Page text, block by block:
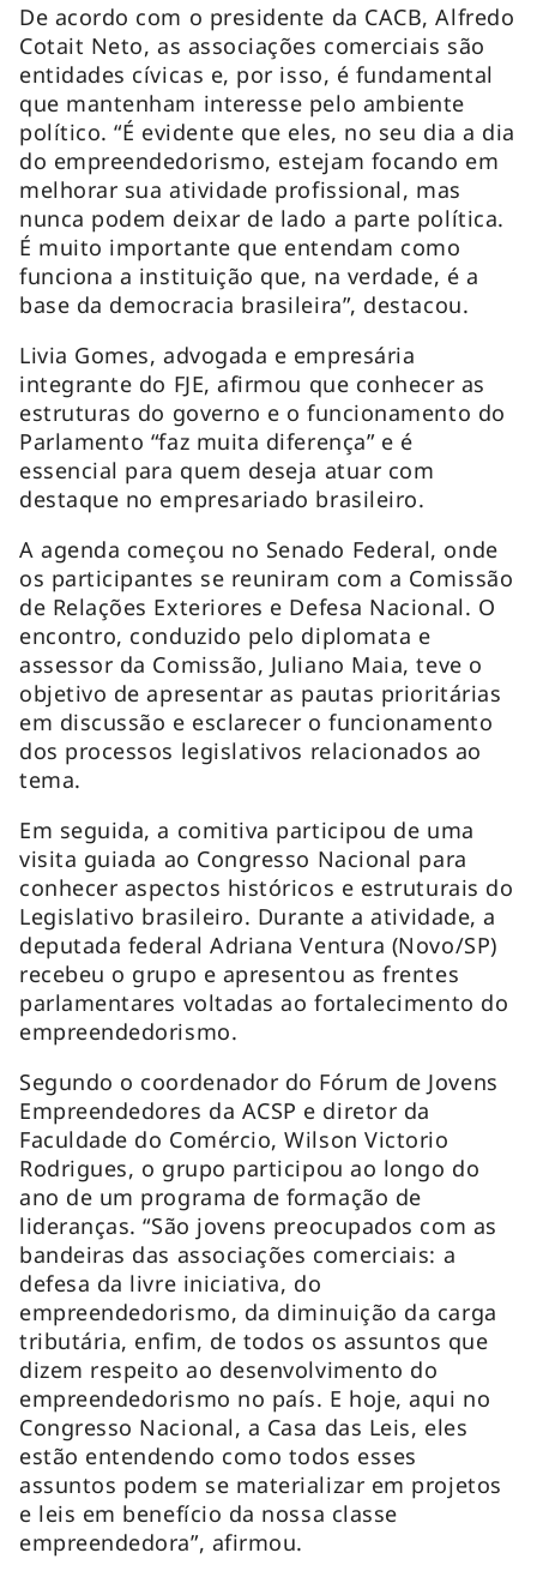
De acordo com o presidente da CACB, Alfredo
Cotait Neto, as associações comerciais são
entidades cívicas e, por isso, é fundamental
que mantenham interesse pelo ambiente
político. “É evidente que eles, no seu dia a dia
do empreendedorismo, estejam focando em
melhorar sua atividade profissional, mas
nunca podem deixar de lado a parte política.
É muito importante que entendam como
funciona a instituição que, na verdade, é a
base da democracia brasileira”, destacou.
Livia Gomes, advogada e empresária
integrante do FJE, afirmou que conhecer as
estruturas do governo e o funcionamento do
Parlamento “faz muita diferença” e é
essencial para quem deseja atuar com
destaque no empresariado brasileiro.
A agenda começou no Senado Federal, onde
os participantes se reuniram com a Comissão
de Relações Exteriores e Defesa Nacional. O
encontro, conduzido pelo diplomata e
assessor da Comissão, Juliano Maia, teve o
objetivo de apresentar as pautas prioritárias
em discussão e esclarecer o funcionamento
dos processos legislativos relacionados ao
tema.
Em seguida, a comitiva participou de uma
visita guiada ao Congresso Nacional para
conhecer aspectos históricos e estruturais do
Legislativo brasileiro. Durante a atividade, a
deputada federal Adriana Ventura (Novo/SP)
recebeu o grupo e apresentou as frentes
parlamentares voltadas ao fortalecimento do
empreendedorismo.
Segundo o coordenador do Fórum de Jovens
Empreendedores da ACSP e diretor da
Faculdade do Comércio, Wilson Victorio
Rodrigues, o grupo participou ao longo do
ano de um programa de formação de
lideranças. “São jovens preocupados com as
bandeiras das associações comerciais: a
defesa da livre iniciativa, do
empreendedorismo, da diminuição da carga
tributária, enfim, de todos os assuntos que
dizem respeito ao desenvolvimento do
empreendedorismo no país. E hoje, aqui no
Congresso Nacional, a Casa das Leis, eles
estão entendendo como todos esses
assuntos podem se materializar em projetos
e leis em benefício da nossa classe
empreendedora”, afirmou.